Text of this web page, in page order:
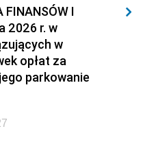
FINANSÓW I
2026 r. w
w
opłat za
parkowanie